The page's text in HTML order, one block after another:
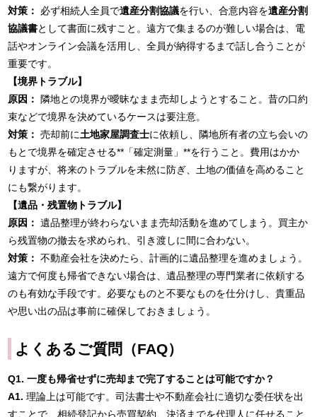
対策：
必ず相続人全員で遺産分割協議を行い、合意内容を遺産分割
協議書として書面に残すこと。遠方で集まるのが難しい場合は、電
話やオンライン会議を活用し、全員が納得するまで話し合うことが
重要です。
【境界トラブル】
原因：
隣地との境界が曖昧なまま売却しようとすること。昔の口約
束などで境界を決めているケースは要注意。
対策： 売却前に土地家屋調査士に依頼し、隣地所有者の立ち会いの
もとで境界を確定させる**「確定測量」**を行うこと。費用はかか
りますが、将来のトラブルを未然に防ぎ、土地の価値を高めること
にも繋がります。
【遺品・残置物トラブル】
原因： 遺品整理が終わらないまま売却活動を進めてしまう。買主か
ら残置物の撤去を求められ、引き渡しに間に合わない。
対策： 不動産会社を決めたら、計画的に遺品整理を進めましょう。
遠方で何度も帰省できない場合は、遺品整理の専門業者に依頼する
のも有効な手段です。必要なものと不要なものを仕分けし、貴重品
や思い出の品は事前に確保しておきましょう。
よくあるご質問（FAQ）
Q1. 一度も帰省せずに売却まで完了することは可能ですか？
A1. 理論上は可能です。司法書士や不動産会社に適切な委任状を出
すことで、相続登記から売買契約、決済までを代理人に任せること